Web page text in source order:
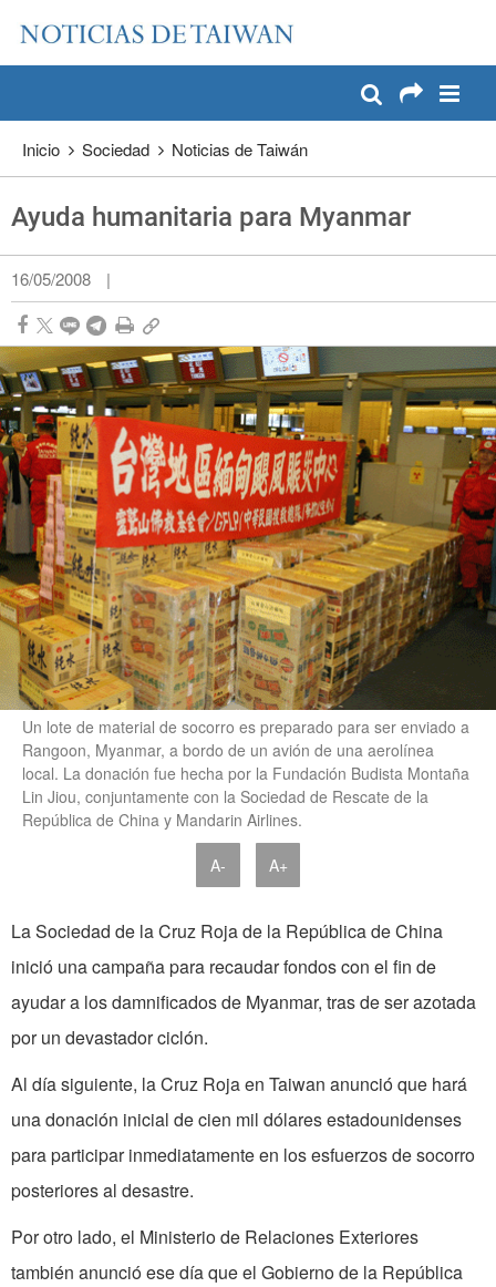
Pase a contenido principal
Inicio Sociedad Noticias de Taiwán
Ayuda humanitaria para Myanmar
16/05/2008 |
Un lote de material de socorro es preparado para ser enviado a
Rangoon, Myanmar, a bordo de un avión de una aerolínea
local. La donación fue hecha por la Fundación Budista Montaña
Lin Jiou, conjuntamente con la Sociedad de Rescate de la
República de China y Mandarin Airlines.
A- A+
La Sociedad de la Cruz Roja de la República de China
inició una campaña para recaudar fondos con el fin de
ayudar a los damnificados de Myanmar, tras de ser azotada
por un devastador ciclón.
Al día siguiente, la Cruz Roja en Taiwan anunció que hará
una donación inicial de cien mil dólares estadounidenses
para participar inmediatamente en los esfuerzos de socorro
posteriores al desastre.
Por otro lado, el Ministerio de Relaciones Exteriores
también anunció ese día que el Gobierno de la República